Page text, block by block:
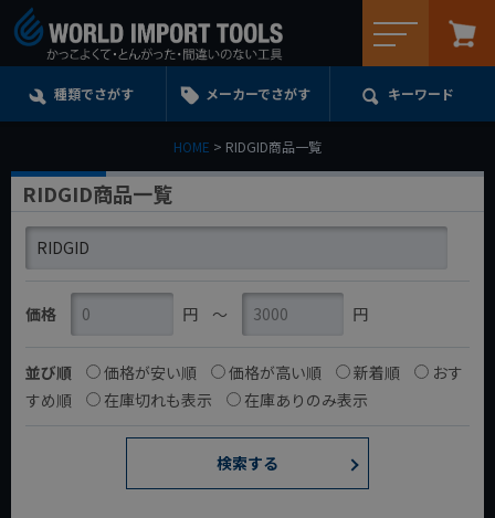
種類でさがす メーカーでさがす キーワード
HOME RIDGID商品一覧
RIDGID商品一覧
価格 円 〜 円
並び順 価格が安い順 価格が高い順 新着順
おす
すめ順
在庫切れも表示 在庫ありのみ表示
検索する